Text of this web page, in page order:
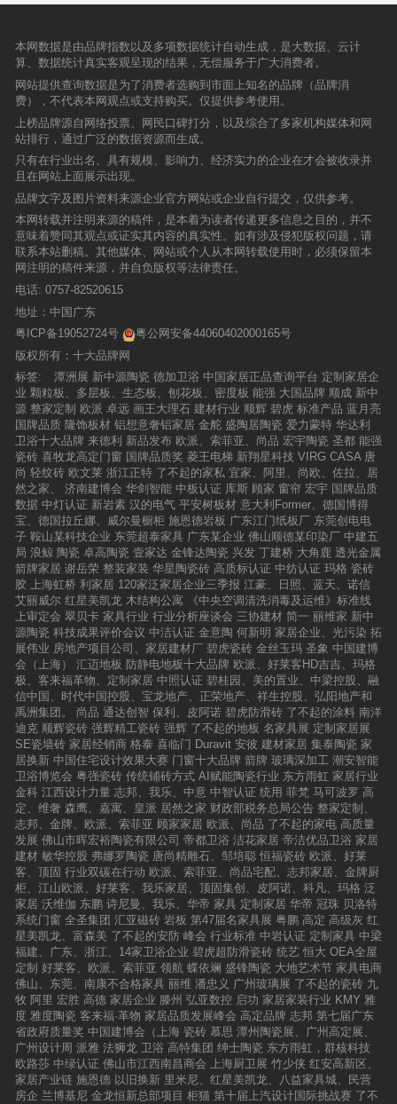
本网数据是由品牌指数以及多项数据统计自动生成，是大数据、云计
算、数据统计真实客观呈现的结果，无偿服务于广大消费者。
网站提供查询数据是为了消费者选购到市面上知名的品牌（品牌消
费），不代表本网观点或支持购买。仅提供参考使用。
上榜品牌源自网络投票、网民口碑打分，以及综合了多家机构媒体和网
站排行，通过广泛的数据资源而生成。
只有在行业出名、具有规模、影响力、经济实力的企业在才会被收录并
且在网站上面展示出现。
品牌文字及图片资料来源企业官方网站或企业自行提交，仅供参考。
本网转载并注明来源的稿件，是本着为读者传递更多信息之目的，并不
意味着赞同其观点或证实其内容的真实性。如有涉及侵犯版权问题，请
联系本站删稿。其他媒体、网站或个人从本网转载使用时，必须保留本
网注明的稿件来源，并自负版权等法律责任。
电话: 0757-82520615
地址：中国广东
粤ICP备19052724号
粤公网安备44060402000165号
版权所有：十大品牌网
标签:
潭洲展 新中源陶瓷 德加卫浴 中国家居正品查询平台 定制家居企
业 颗粒板、多层板、生态板、刨花板、密度板 能强 大国品牌 顺成 新中
源 整家定制 欧派 卓远 画王大理石 建材行业 顺辉 碧虎 标准产品 蓝月亮
国牌品质 隆饰板材 铝想意奢铝家居 金舵 盛陶居陶瓷 爱力蒙特 华达利
卫浴十大品牌 来德利 新品发布 欧派、索菲亚、尚品 宏宇陶瓷 圣都 能强
瓷砖 喜牧龙高定门窗 国牌品质奖 菱王电梯 新翔星科技 VIRG CASA 唐
尚 轻纹砖 欧文莱 浙江正特 了不起的家私 宜家、阿里、尚欧、佐拉、居
然之家、
济南建博会 华剑智能 中板认证 库斯 顾家 窗帘 宏宇 国牌品质
数据 中灯认证 新岩素 汉的电气 平安树板材 意大利Former、德国博得
宝、德国拉丘娜、威尔曼橱柜 施恩德岩板 广东江门纸板厂 东莞创电电
子 鞍山某科技企业 东莞超泰家具 广东某企业 佛山顺德某印染厂 中建五
局 浪鲸 陶瓷 卓高陶瓷 壹家达 金锋达陶瓷 兴发 丁建桥 大角鹿 透光金属
箭牌家居 谢岳荣 整装家装 华星陶瓷砖 高质标认证 中纺认证 玛格 瓷砖
胶 上海虹桥 利家居 120家泛家居企业三季报 江豪、日照、蓝天、诺信
艾丽威尔 红星美凯龙 木结构公寓
《中央空调清洗消毒及运维》标准线
上审定会 翠贝卡 家具行业 行业分析座谈会 三协建材 简一 丽维家 新中
源陶瓷 科技成果评价会议 中洁认证 金意陶 何新明 家居企业、光污染 拓
展伟业 房地产项目公司、家居建材厂 碧虎瓷砖 金丝玉玛 圣象 中国建博
会（上海）
汇迈地板 防静电地板十大品牌 欧派、好莱客HD吉吉、玛格
极、客来福革物、定制家居 中照认证 碧桂园、美的置业、中梁控股、融
信中国、时代中国控股、宝龙地产、正荣地产、祥生控股、弘阳地产和
禹洲集团。
尚品 通达创智 保利、皮阿诺 碧虎防滑砖 了不起的涂料 南洋
迪克 顺辉瓷砖 强辉精工瓷砖 强辉 了不起的地板 名家具展 定制家居展
SE瓷墙砖 家居经销商 格泰 喜临门 Duravit 安彼 建材家居 集泰陶瓷 家
居换新 中国住宅设计效果大赛 门窗十大品牌 箭牌 玻璃深加工 潮安智能
卫浴博览会 粤强瓷砖 传统铺砖方式 AI赋能陶瓷行业 东方雨虹 家居行业
金科 江西设计力量 志邦、我乐、中意 中智认证 统用 菲梵 马可波罗 高
定、维奢 森鹰、嘉寓、皇派 居然之家 财政部税务总局公告 整家定制、
志邦、金牌、欧派、索菲亚 顾家家居 欧派、尚品 了不起的家电 高质量
发展 佛山市晖宏裕陶瓷有限公司 帝都卫浴 洁花家居 帝洁优品卫浴 家居
建材 敏华控股 弗娜罗陶瓷 唐尚精雕石、邹培聪 恒福瓷砖 欧派、好莱
客、顶固 行业双碳在行动 欧派、索菲亚、尚品宅配、志邦家居、金牌厨
柜、江山欧派、好莱客、我乐家居、顶固集创、皮阿诺、科凡、玛格 泛
家居 沃维伽 东鹏 诗尼曼、我乐、华帝 家具 定制家居 华帝 冠珠 贝洛特
系统门窗 全圣集团 汇亚磁砖 岩板 第47届名家具展 粤鹏 高定 高级灰 红
星美凯龙、富森美 了不起的安防 峰会 行业标准 中岩认证 定制家具 中梁
福建、广东、浙江、14家卫浴企业 碧虎超防滑瓷砖 统艺 恒大 OEA全屋
定制 好莱客、欧派、索菲亚 领航 蝶依斓 盛锋陶瓷 大地艺术节 家具电商
佛山、东莞、南康不合格家具 丽维 潘忠义 广州玻璃展 了不起的瓷砖 九
牧 阿里 宏胜 高德 家居企业 滕州 弘亚数控 启功 家居家装行业 KMY 雅
度 雅度陶瓷 客来福·革物 家居品质发展峰会 高定品牌 志邦 第七届广东
省政府质量奖 中国建博会（上海 瓷砖 慕思 潭州陶瓷展、广州高定展、
广州设计周 派雅 法狮龙 卫浴 高特集团 绅士陶瓷 东方雨虹，群核科技
欧路莎 中绿认证 佛山市江西南昌商会 上海厨卫展 竹少侠 红安高新区、
家居产业链 施恩德 以旧换新 里米尼、红星美凯龙、八益家具城、民营
房企 兰博基尼 金龙恒新总部项目 柜猫 第十届上汽设计国际挑战赛 了不